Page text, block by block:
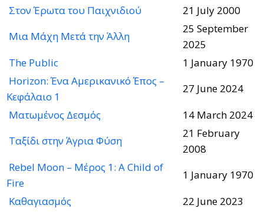
Στον Έρωτα του Παιχνιδιού
21 July 2000
Μια Μάχη Μετά την Άλλη
25 September
2025
The Public
1 January 1970
Horizon: Ένα Αμερικανικό Έπος –
Κεφάλαιο 1
27 June 2024
Ματωμένος Δεσμός
14 March 2024
Ταξίδι στην Άγρια Φύση
21 February
2008
Rebel Moon – Μέρος 1: A Child of
Fire
1 January 1970
Καθαγιασμός
22 June 2023